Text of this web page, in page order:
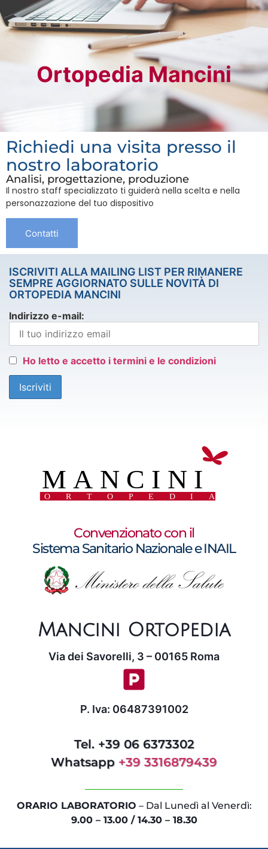
Ortopedia Mancini
Richiedi una visita presso il
nostro laboratorio
Analisi, progettazione, produzione
Il nostro staff specializzato ti guiderà nella scelta e nella
personazzazione del tuo dispositivo
Contatti
ISCRIVITI ALLA MAILING LIST PER RIMANERE
SEMPRE AGGIORNATO SULLE NOVITÀ DI
ORTOPEDIA MANCINI
Indirizzo e-mail:
Ho letto e accetto i termini e le condizioni
Convenzionato con il
Sistema Sanitario Nazionale e INAIL
Mancini Ortopedia
Via dei Savorelli, 3 – 00165 Roma
P. Iva: 06487391002
Tel. +39 06 6373302
Whatsapp +39 3316879439
ORARIO LABORATORIO – Dal Lunedì al Venerdì:
9.00 – 13.00 / 14.30 – 18.30